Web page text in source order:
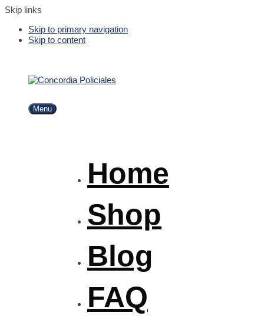
Skip links
Skip to primary navigation
Skip to content
Menu
Home
Shop
Blog
FAQ